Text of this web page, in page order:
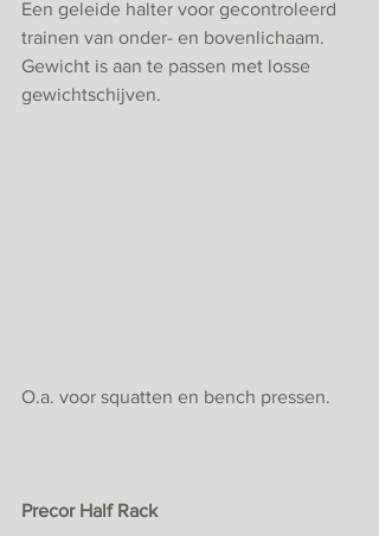
Een geleide halter voor gecontroleerd
trainen van onder- en bovenlichaam.
Gewicht is aan te passen met losse
gewichtschijven.
O.a. voor squatten en bench pressen.
Precor Half Rack